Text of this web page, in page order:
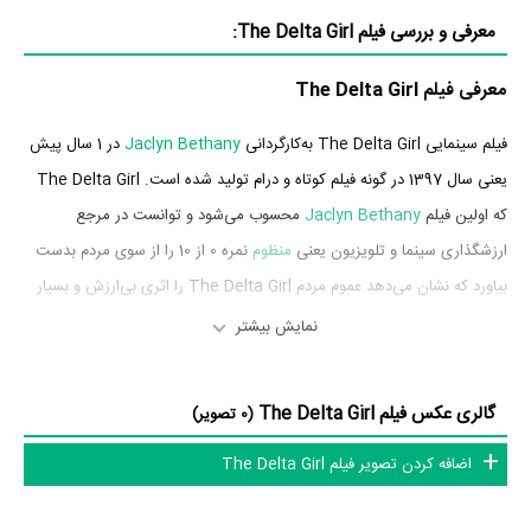
معرفی و بررسی فیلم The Delta Girl:
معرفی فیلم The Delta Girl
فیلم سینمایی The Delta Girl به‌کارگردانی Jaclyn Bethany
در 1 سال پیش
یعنی سال 1397 در گونه فیلم کوتاه و درام تولید شده است. The Delta Girl
که اولین فیلمJaclyn Bethany محسوب می‌شود و توانست در مرجع
ارزشگذاری سینما و تلویزیون یعنی منظوم
نمره 0 از 10 را از سوی مردم بدست
بیاورد که نشان می‌دهد عموم مردم The Delta Girl را اثری بی‌ارزش و بسیار
بازیگران فیلم The Delta Girl چه کسانی هستند؟ در The Delta Girl
بازیگرانی چونIsabelle Fuhrmanدر نقش Magnolia،
نمایش بیشتر
گالری عکس فیلم The Delta Girl
(0 تصویر)
اضافه کردن تصویر فیلم The Delta Girl